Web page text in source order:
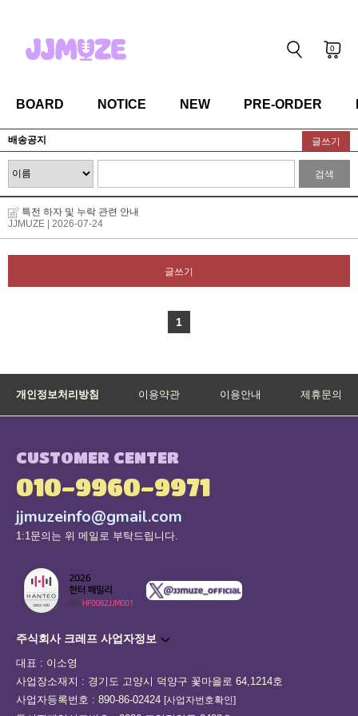
0
BOARD NOTICE NEW PRE-ORDER
배송공지 글쓰기
검색
특전 하자 및 누락 관련 안내
JJMUZE
| 2026-07-24
글쓰기
1
개인정보처리방침 이용약관 이용안내 제휴문의
CUSTOMER CENTER
010-9960-9971
jjmuzeinfo@gmail.com
1:1문의는 위 메일로 부탁드립니다.
주식회사 크레프 사업자정보
대표 : 이소영
사업장소재지 : 경기도 고양시 덕양구 꽃마을로 64,1214호
사업자등록번호 : 890-86-02424 [사업자번호확인]